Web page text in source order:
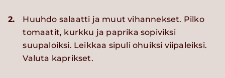
2.
Huuhdo salaatti ja muut vihannekset. Pilko
tomaatit, kurkku ja paprika sopiviksi
suupaloiksi. Leikkaa sipuli ohuiksi viipaleiksi.
Valuta kaprikset.